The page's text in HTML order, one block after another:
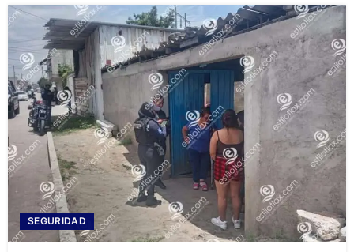
SEGURIDAD